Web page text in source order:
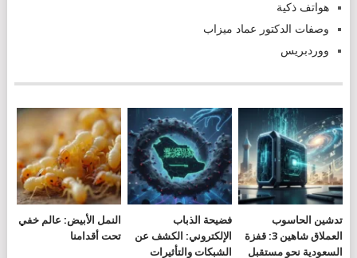
هواتف ذكية
وصفات الدكتور عماد ميزاب
ووردبريس
تدشين الحاسوب
العملاق شاهين 3: قفزة
السعودية نحو مستقبل
فضيحة الذباب
الإلكتروني: الكشف عن
الشبكات والتأثيرات
النمل الأبيض: عالم خفي
تحت أقدامنا